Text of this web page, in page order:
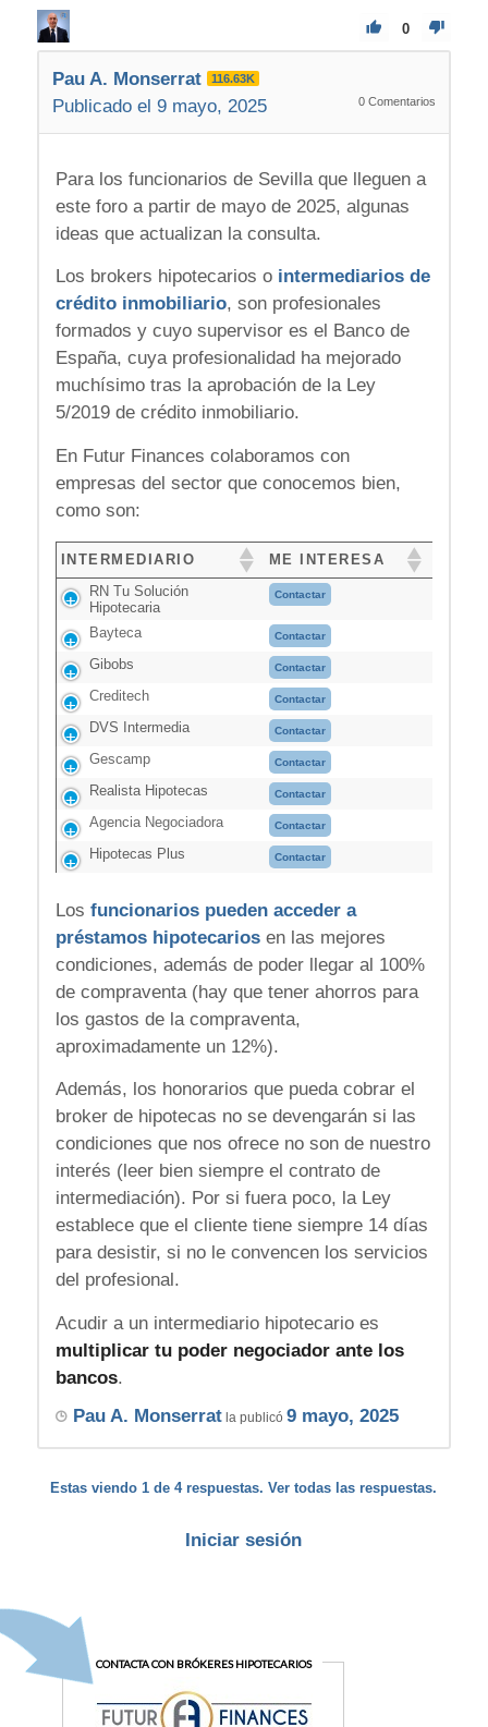
0
Pau A. Monserrat 116.63K
Publicado el 9 mayo, 2025 0 Comentarios
Para los funcionarios de Sevilla que lleguen a
este foro a partir de mayo de 2025, algunas
ideas que actualizan la consulta.
Los brokers hipotecarios o intermediarios de
crédito inmobiliario, son profesionales
formados y cuyo supervisor es el Banco de
España, cuya profesionalidad ha mejorado
muchísimo tras la aprobación de la Ley
5/2019 de crédito inmobiliario.
En Futur Finances colaboramos con
empresas del sector que conocemos bien,
como son:
INTERMEDIARIO
ME INTERESA
RN Tu Solución
Hipotecaria
Contactar
Bayteca Contactar
Gibobs Contactar
Creditech Contactar
DVS Intermedia Contactar
Gescamp Contactar
Realista Hipotecas Contactar
Agencia Negociadora Contactar
Hipotecas Plus Contactar
Los funcionarios pueden acceder a
préstamos hipotecariosen las mejores
condiciones, además de poder llegar al 100%
de compraventa (hay que tener ahorros para
los gastos de la compraventa,
aproximadamente un 12%).
Además, los honorarios que pueda cobrar el
broker de hipotecas no se devengarán si las
condiciones que nos ofrece no son de nuestro
interés (leer bien siempre el contrato de
intermediación). Por si fuera poco, la Ley
establece que el cliente tiene siempre 14 días
para desistir, si no le convencen los servicios
del profesional.
Acudir a un intermediario hipotecario es
multiplicar tu poder negociador ante los
bancos.
Pau A. Monserratla publicó 9 mayo, 2025
Estas viendo 1 de 4 respuestas. Ver todas las respuestas.
Iniciar sesión